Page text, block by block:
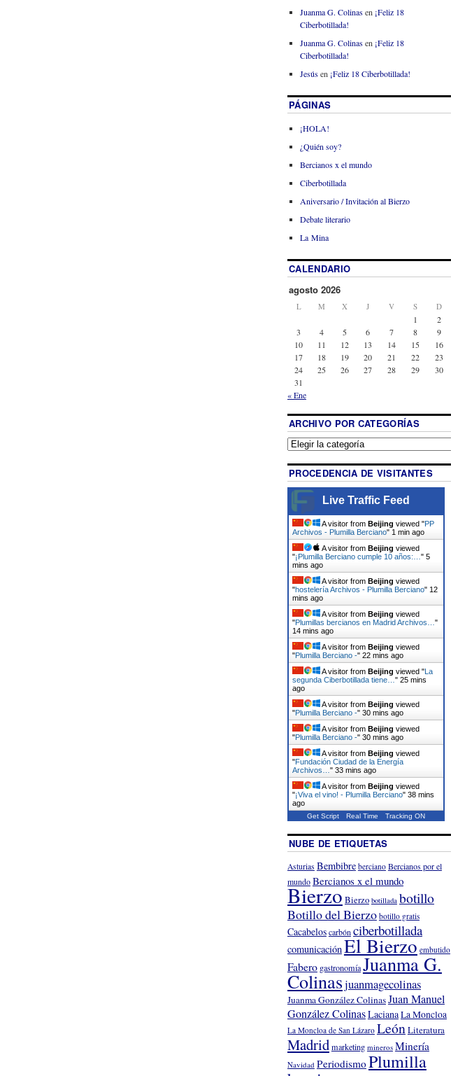
Juanma G. Colinasen ¡Feliz 18
Ciberbotillada!
Juanma G. Colinasen ¡Feliz 18
Ciberbotillada!
Jesúsen ¡Feliz 18 Ciberbotillada!
PÁGINAS
¡HOLA!
¿Quién soy?
Bercianos x el mundo
Ciberbotillada
Aniversario / Invitación al Bierzo
Debate literario
La Mina
CALENDARIO
agosto 2026
L M X J V S D
1
2
3
4 5 6 7 8
9
10
11 12 13 14 15
16
17
18 19 20 21 22
23
24
25 26 27 28 29
30
31
« Ene
ARCHIVO POR CATEGORÍAS
PROCEDENCIA DE VISITANTES
Live Traffic Feed
A visitor from Beijing viewed "PP
Archivos - Plumilla Berciano" 1 min ago
A visitor from Beijing viewed
"¡Plumilla Berciano cumple 10 años:… " 5
mins ago
A visitor from Beijing viewed
"hostelería Archivos - Plumilla Berciano" 12
mins ago
A visitor from Beijing viewed
"Plumillas bercianos en Madrid Archivos… "
14 mins ago
A visitor from Beijing viewed
"Plumilla Berciano -" 22 mins ago
A visitor from Beijing viewed "La
segunda Ciberbotillada tiene… " 25 mins
ago
A visitor from Beijing viewed
"Plumilla Berciano -" 30 mins ago
A visitor from Beijing viewed
"Plumilla Berciano -" 30 mins ago
A visitor from Beijing viewed
"Fundación Ciudad de la Energía
Archivos… " 33 mins ago
A visitor from Beijing viewed
"¡Viva el vino! - Plumilla Berciano" 38 mins
ago
Get Script Real Time Tracking ON
NUBE DE ETIQUETAS
Asturias Bembibre berciano Bercianos por el
mundoBercianos x el mundo
BierzoBierzo botillada botillo
Botillo del Bierzo botillo gratis
Cacabeloscarbón ciberbotillada
comunicaciónEl Bierzo embutido
Fabero gastronomíaJuanma G.
Colinasjuanmagecolinas
Juanma González ColinasJuan Manuel
González ColinasLacianaLa Moncloa
La Moncloa de San Lázaro LeónLiteratura
Madridmarketing mineros Minería
Navidad PeriodismoPlumilla